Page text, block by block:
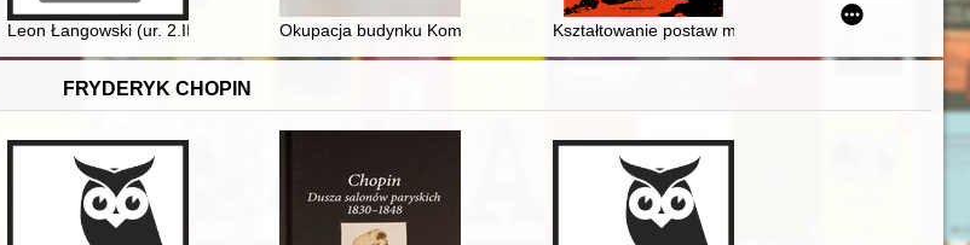
w latach autonomii Galicji : relacje prasowe
Leon Łangowski (ur. 2.II.1883 r. - zm. 27.X.1939 r.) : powstaniec wielkopolski, działacz niepodległościowy i patriota, wzorowy
Okupacja budynku Komitetu Wojewódzkiego w PoznaniuKształtowanie postaw moralnych wobec zmarłych
FRYDERYK CHOPIN